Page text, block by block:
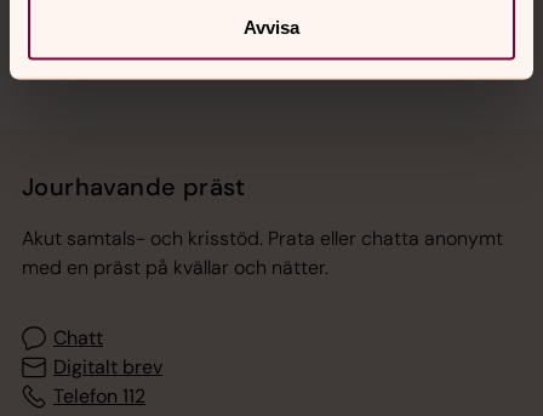
Avvisa
Jourhavande präst
Akut samtals- och krisstöd. Prata eller chatta anonymt
med en präst på kvällar och nätter.
Chatt
Digitalt brev
Telefon 112